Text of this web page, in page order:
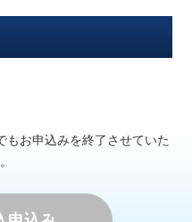
お申込みを終了させていた